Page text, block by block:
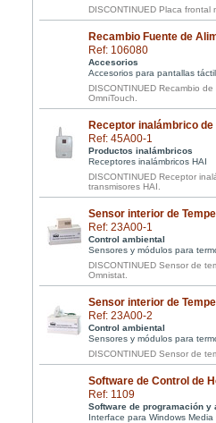
DISCONTINUED Placa
Recambio Fuente de
Ref: 106080
Accesorios
Accesorios para pantallas
DISCONTINUED Recambio
OmniTouch.
Receptor inalámbrico de
Ref: 45A00-1
Productos inalámbricos
Receptores inalámbricos HAI
DISCONTINUED Receptor
transmisores HAI.
Sensor interior de
Ref: 23A00-1
Control ambiental
Sensores y módulos para
DISCONTINUED Sensor de
Omnistat.
Sensor interior de
Ref: 23A00-2
Control ambiental
Sensores y módulos para
DISCONTINUED Sensor de
Software de Control de
Ref: 1109
Software de programación y
Interface para Windows Media